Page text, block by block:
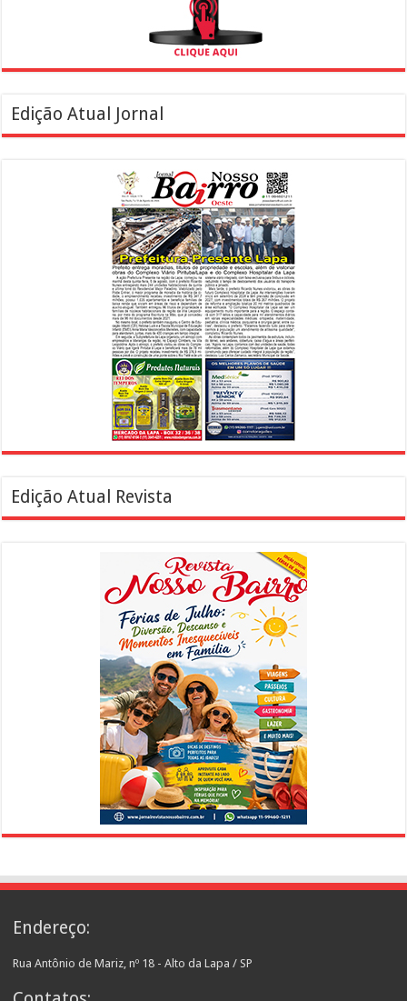
Edição Atual Jornal
Edição Atual Revista
Endereço:
Rua Antônio de Mariz, nº 18 - Alto da Lapa / SP